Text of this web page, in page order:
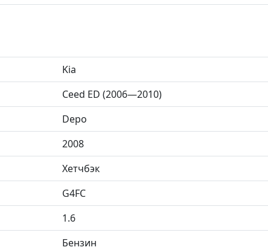
Kia
Ceed ED (2006—2010)
Depo
2008
Хетчбэк
G4FC
1.6
Бензин